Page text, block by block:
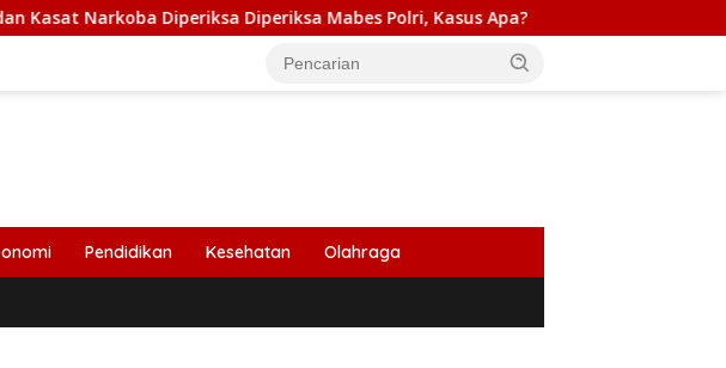
Diperiksa Diperiksa Mabes Polri, Kasus Apa? PB HIMABIR: Cetak Sawah
Pendidikan Kesehatan Olahraga